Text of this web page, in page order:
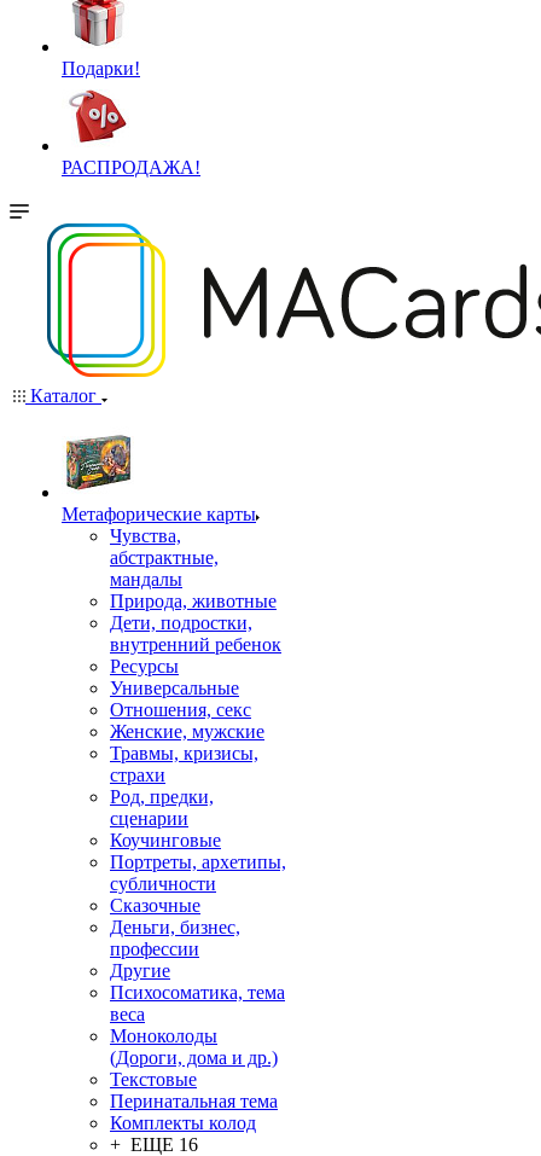
Подарки!
РАСПРОДАЖА!
Каталог
Mетафорические карты
Чувства,
абстрактные,
мандалы
Природа, животные
Дети, подростки,
внутренний ребенок
Ресурсы
Универсальные
Отношения, секс
Женские, мужские
Травмы, кризисы,
страхи
Род, предки,
сценарии
Коучинговые
Портреты, архетипы,
субличности
Сказочные
Деньги, бизнес,
профессии
Другие
Психосоматика, тема
веса
Моноколоды
(Дороги, дома и др.)
Текстовые
Перинатальная тема
Комплекты колод
+ ЕЩЕ 16